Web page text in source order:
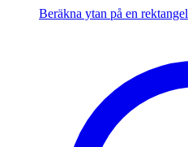
Beräkna ytan på en rektangel